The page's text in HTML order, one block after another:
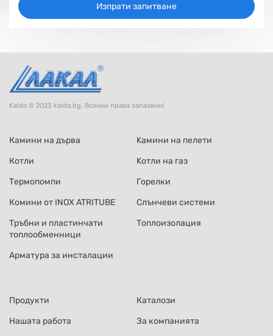
Изпрати запитване
Kaldo © 2023 kaldo.bg. Всички права запазени!
Камини на дърва
Kамини на пелети
Котли
Kотли на газ
Термопомпи
Горелки
Комини от INOX ATRITUBE
Слънчеви системи
Тръбни и пластинчати
топлообменници
Топлоизолация
Арматура за инсталации
Продукти
Каталози
Нашата работа
За компанията